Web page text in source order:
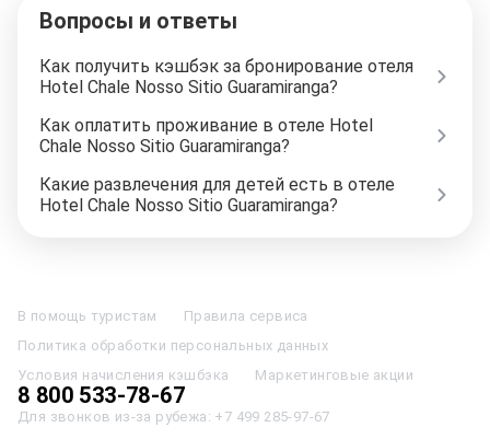
Вопросы и ответы
Как получить кэшбэк за бронирование отеля
Hotel Chale Nosso Sitio Guaramiranga?
Как оплатить проживание в отеле Hotel
Chale Nosso Sitio Guaramiranga?
Какие развлечения для детей есть в отеле
Hotel Chale Nosso Sitio Guaramiranga?
Отели в КазаниОтели в Нижнем Новгороде
Отель ПрезидентОтель Рэдиссон в СочиГостиница в Калининграде
Отель Гринвуд Отели в АдлереОтель Soluxe в Москве
Отель Измайлово АльфаОтели в Сочи
Отели в Абхазии
Отели в СортавалеЕще
В помощь туристам
Правила сервиса
Политика обработки персональных данных
Условия начисления кэшбэка
Маркетинговые акции
8 800 533-78-67
Для звонков из-за рубежа: +7 499 285-97-67